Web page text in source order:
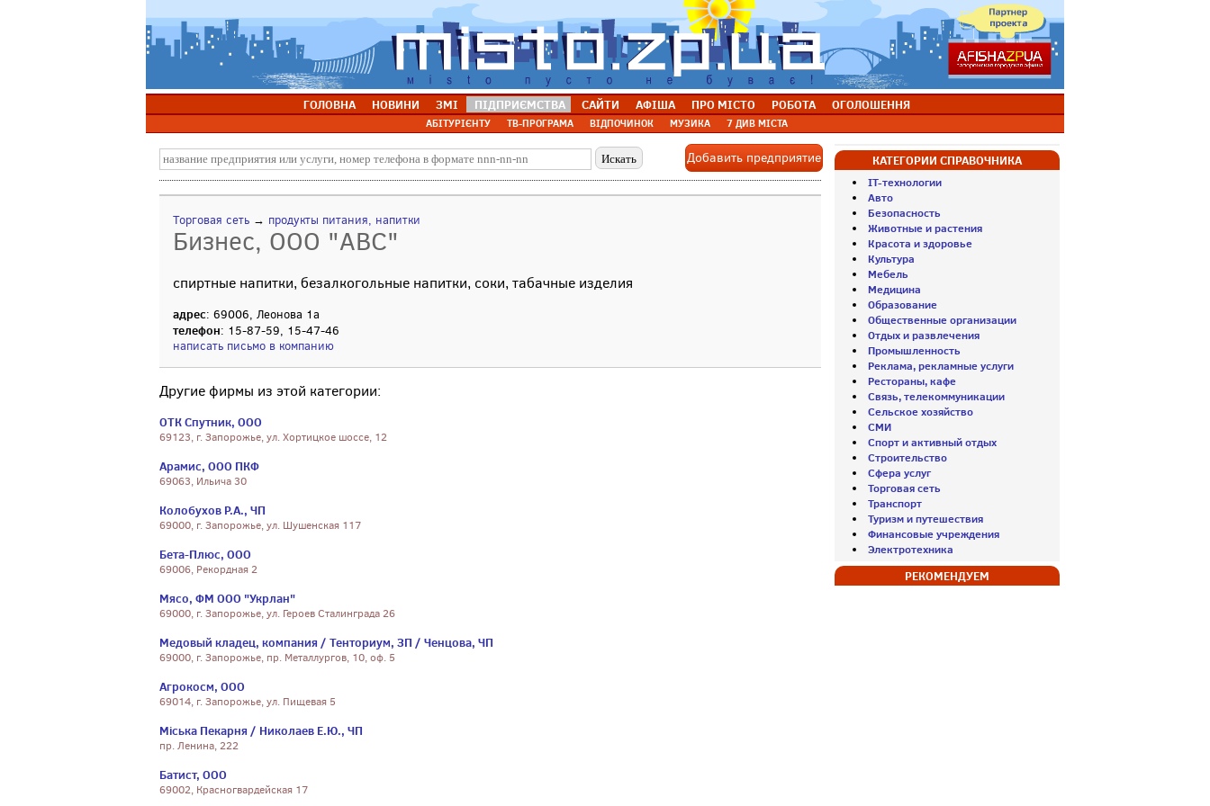
ГОЛОВНА НОВИНИ ЗМІ ПІДПРИЄМСТВА САЙТИ АФІША ПРО МІСТО РОБОТА ОГОЛОШЕННЯ
АБІТУРІЄНТУ ТВ-ПРОГРАМА ВІДПОЧИНОК МУЗИКА 7 ДИВ МІСТА
Добавить предприятие
Торговая сеть → продукты питания, напитки
Бизнес, ООО "АВС"
спиртные напитки, безалкогольные напитки, соки, табачные изделия
адрес: 69006, Леонова 1а
телефон: 15-87-59, 15-47-46
написать письмо в компанию
Другие фирмы из этой категории:
ОТК Спутник, ООО
69123, г. Запорожье, ул. Хортицкое шоссе, 12
Арамис, ООО ПКФ
69063, Ильича 30
Колобухов Р.А., ЧП
69000, г. Запорожье, ул. Шушенская 117
Бета-Плюс, ООО
69006, Рекордная 2
Мясо, ФМ ООО "Укрлан"
69000, г. Запорожье, ул. Героев Сталинграда 26
Медовый кладец, компания / Тенториум, ЗП / Ченцова, ЧП
69000, г. Запорожье, пр. Металлургов, 10, оф. 5
Агрокосм, ООО
69014, г. Запорожье, ул. Пищевая 5
Міська Пекарня / Николаев Е.Ю., ЧП
пр. Ленина, 222
Батист, ООО
69002, Красногвардейская 17
КАТЕГОРИИ СПРАВОЧНИКА
IT-технологии
Авто
Безопасность
Животные и растения
Красота и здоровье
Культура
Мебель
Медицина
Образование
Общественные организации
Отдых и развлечения
Промышленность
Реклама, рекламные услуги
Рестораны, кафе
Связь, телекоммуникации
Сельское хозяйство
СМИ
Спорт и активный отдых
Строительство
Сфера услуг
Торговая сеть
Транспорт
Туризм и путешествия
Финансовые учреждения
Электротехника
РЕКОМЕНДУЕМ